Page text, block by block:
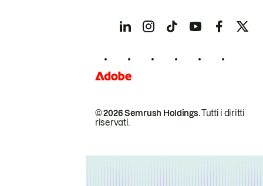
© 2026 Semrush Holdings.Tutti i diritti
riservati.